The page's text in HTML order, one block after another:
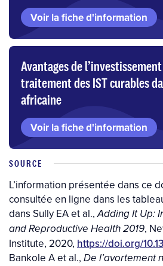
Voir la fiche d'information
Avantages de
traitement des IST curables
africaine
Voir la fiche d'information
SOURCE
L’information présentée dans ce
consultée en ligne dans les
dans Sully EA et al.,Adding It Up:
and Reproductive Health 2019,
Institute, 2020, https://doi.org/
Bankole A et al., De l’avortement